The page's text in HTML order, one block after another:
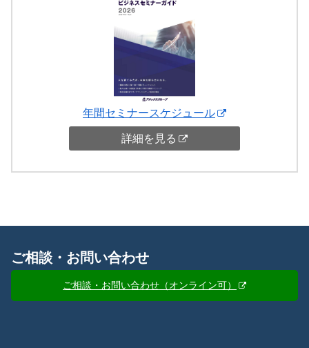
年間セミナースケジュール
詳細を見る
ご相談・お問い合わせ
ご相談・お問い合わせ（オンライン可）